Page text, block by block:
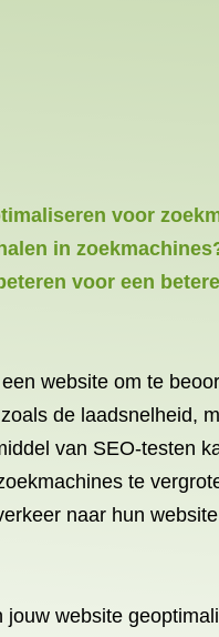
voor
in
voor een
website om te
de laadsnelheid,
van SEO-testen
te
naar hun
website